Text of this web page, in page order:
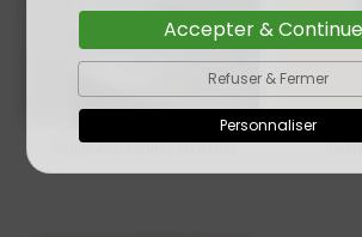
Accepter &
Refuser & Fermer
Personnaliser
Salle de bains Rouen